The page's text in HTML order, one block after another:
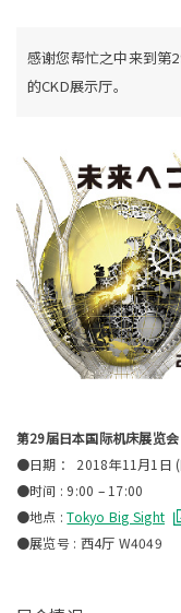
感谢您帮忙之中来到第
的CKD展示厅。
第29届日本国际机床展览会
●日期 ： 2018年11月1日
●时间 : 9:00 – 17:00
●地点 :Tokyo Big Sight
●展览号 : 西4厅 W4049